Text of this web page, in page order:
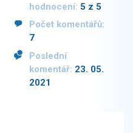
hodnocení: 5 z 5
Počet komentářů:
7
Poslední
komentář: 23. 05.
2021